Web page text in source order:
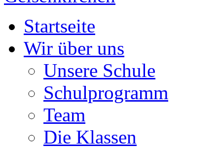
Startseite
Wir über uns
Unsere Schule
Schulprogramm
Team
Die Klassen